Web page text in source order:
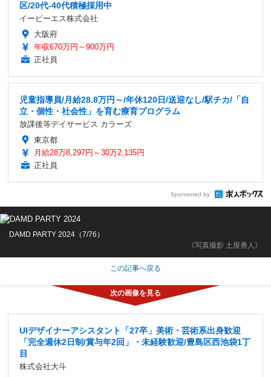
区/20代-40代積極採用中
イーピーエス株式会社
大阪府
年収670万円～900万円
正社員
児童指導員/月給28.8万円～/年休120日/送迎なし/駅チカ/「自
立・個性・社会性」を育む療育プログラム
放課後等デイサービス カラーズ
東京都
月給28万8,297円～30万2,135円
正社員
Sponsored by
《写真撮影 土屋勇人》
DAMD PARTY 2024（7/76）
この記事へ戻る
UIデザイナーアシスタント「27卒」美術・芸術系出身歓迎
「完全週休2日制/賞与年2回」・未経験歓迎/豊島区西池袋1丁
目
株式会社大斗